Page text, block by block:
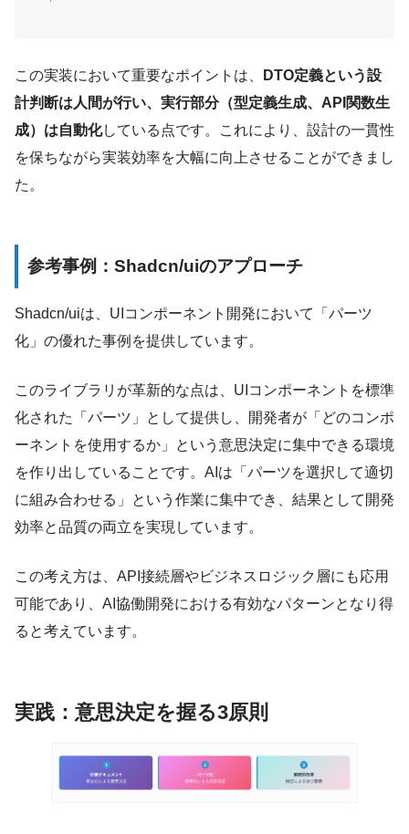
この実装において重要なポイントは、
DTO定義という設
計判断は人間が行い、実行部分（型定義生成、API関数生
成）は自動化している点です。これにより、設計の一貫性
を保ちながら実装効率を大幅に向上させることができまし
た。
参考事例：Shadcn/uiのアプローチ
Shadcn/uiは、UIコンポーネント開発において「パーツ
化」の優れた事例を提供しています。
このライブラリが革新的な点は、UIコンポーネントを標準
化された「パーツ」として提供し、開発者が「どのコンポ
ーネントを使用するか」という意思決定に集中できる環境
を作り出していることです。AIは「パーツを選択して適切
に組み合わせる」という作業に集中でき、結果として開発
効率と品質の両立を実現しています。
この考え方は、API接続層やビジネスロジック層にも応用
可能であり、AI協働開発における有効なパターンとなり得
ると考えています。
実践：意思決定を握る3原則